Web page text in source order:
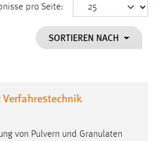
pro Seite:
SORTIEREN NACH
von Pulvern und Granulaten
die ausgewählten Einverständnis-